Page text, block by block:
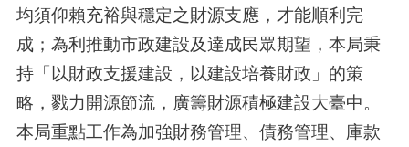
均須仰賴充裕與穩定之財源支應，才能順利完
成；為利推動市政建設及達成民眾期望，本局秉
持「以財政支援建設，以建設培養財政」的策
略，戮力開源節流，廣籌財源積極建設大臺中。
本局重點工作為加強財務管理、債務管理、庫款